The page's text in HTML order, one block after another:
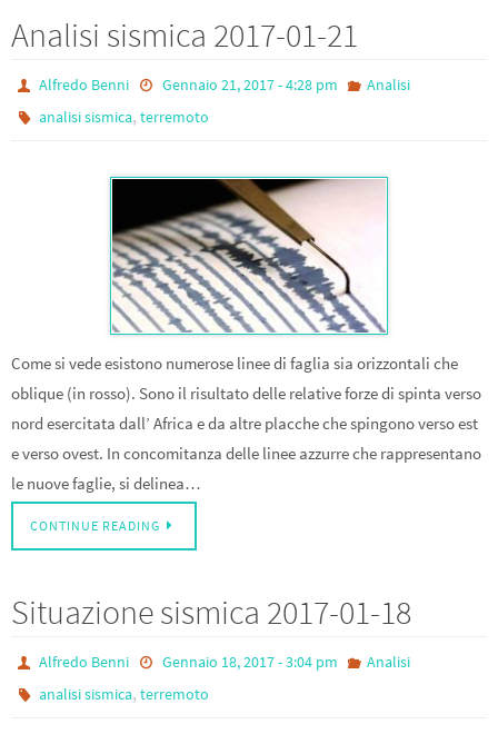
Analisi sismica 2017-01-21
Alfredo Benni Gennaio 21, 2017 - 4:28 pm
Analisi
analisi sismica,terremoto
Come si vede esistono numerose linee di faglia sia orizzontali che
oblique (in rosso). Sono il risultato delle relative forze di spinta verso
nord esercitata dall’ Africa e da altre placche che spingono verso est
e verso ovest. In concomitanza delle linee azzurre che rappresentano
le nuove faglie, si delinea…
CONTINUE READING
Situazione sismica 2017-01-18
Alfredo Benni Gennaio 18, 2017 - 3:04 pm
Analisi
analisi sismica,terremoto